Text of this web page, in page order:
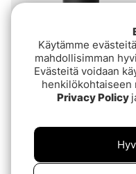
Yeti Rambler 16 Oz
Black
€39.90
Käytämme
mahdollisimman
Evästeitä voidaan
henkilökohtaiseen
Privacy Policy